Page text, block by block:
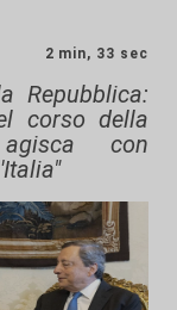
2 min, 33 sec
Repubblica:
corso della
con